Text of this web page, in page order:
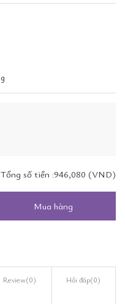
Tổng số tiền :946,080 (VND)
Mua hàng
Review(0) Hỏi đáp(0)